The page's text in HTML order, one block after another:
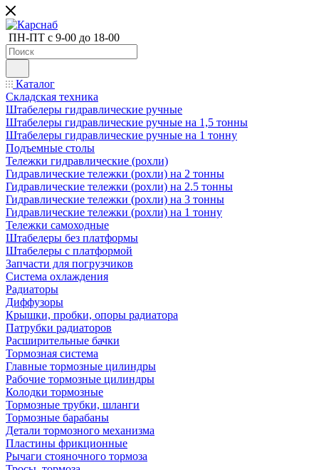
ПН-ПТ с 9-00 до 18-00
Каталог
Складская техника
Штабелеры гидравлические ручные
Штабелеры гидравлические ручные на 1,5 тонны
Штабелеры гидравлические ручные на 1 тонну
Подъемные столы
Тележки гидравлические (рохли)
Гидравлические тележки (рохли) на 2 тонны
Гидравлические тележки (рохли) на 2.5 тонны
Гидравлические тележки (рохли) на 3 тонны
Гидравлические тележки (рохли) на 1 тонну
Тележки самоходные
Штабелеры без платформы
Штабелеры с платформой
Запчасти для погрузчиков
Система охлаждения
Радиаторы
Диффузоры
Крышки, пробки, опоры радиатора
Патрубки радиаторов
Расширительные бачки
Тормозная система
Главные тормозные цилиндры
Рабочие тормозные цилиндры
Колодки тормозные
Тормозные трубки, шланги
Тормозные барабаны
Детали тормозного механизма
Пластины фрикционные
Рычаги стояночного тормоза